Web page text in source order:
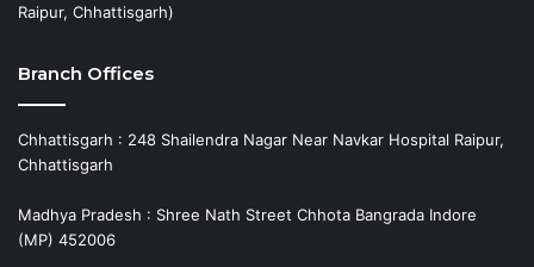
Raipur, Chhattisgarh)
Branch Offices
Chhattisgarh : 248 Shailendra Nagar Near Navkar Hospital Raipur,
Chhattisgarh
Madhya Pradesh : Shree Nath Street Chhota Bangrada Indore
(MP) 452006